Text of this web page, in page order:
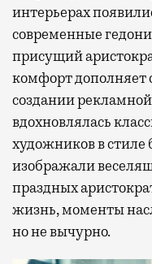
интерьерах
современные
присущий
комфорт дополняет
создании
вдохновлялась
художников в стиле
изображали
праздных
жизнь, моменты
но не вычурно.